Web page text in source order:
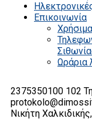
Επικοινωνία
Ωράρια
2375350100 102
Νικήτη